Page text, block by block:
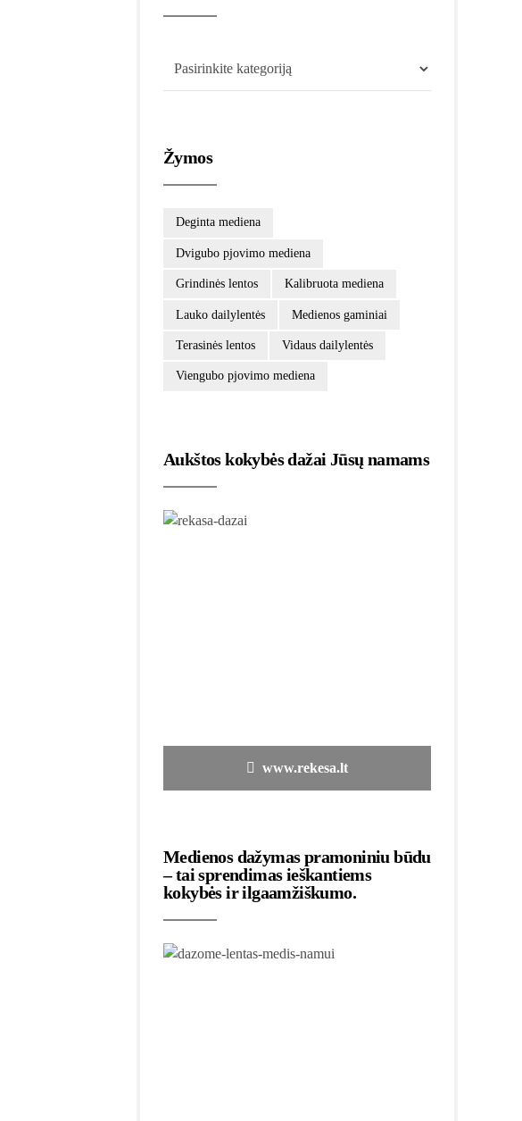
Žymos
Deginta mediena
Dvigubo pjovimo mediena
Grindinės lentos Kalibruota mediena
Lauko dailylentės Medienos gaminiai
Terasinės lentos Vidaus dailylentės
Viengubo pjovimo mediena
Aukštos kokybės dažai Jūsų namams
www.rekesa.lt
Medienos dažymas pramoniniu būdu
– tai sprendimas ieškantiems
kokybės ir ilgaamžiškumo.